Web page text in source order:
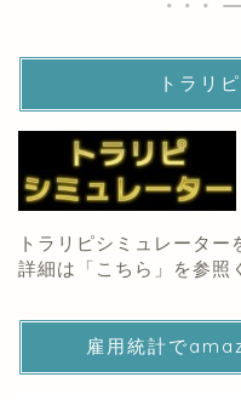
トラリ
トラリピシミュレーター
詳細は「 こちら 」を参照
雇用統計で